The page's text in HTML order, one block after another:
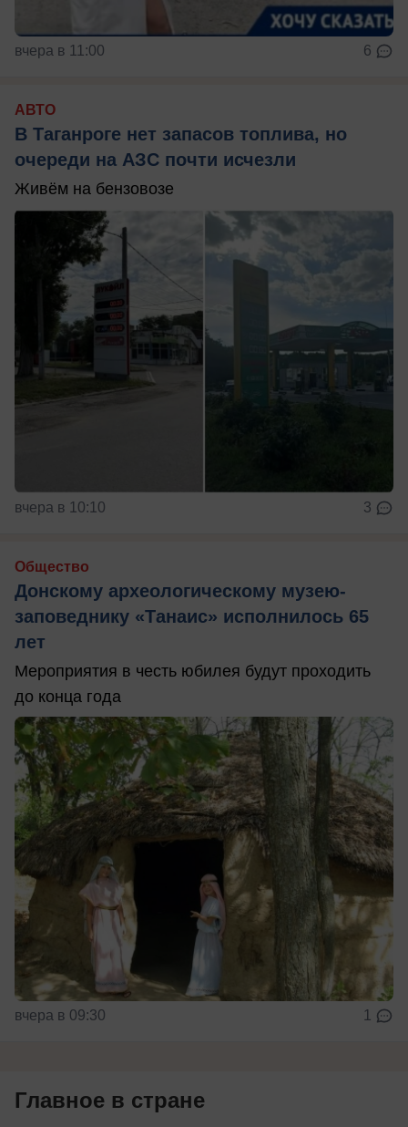
вчера в 11:00 6
АВТО
В Таганроге нет запасов топлива, но
очереди на АЗС почти исчезли
Живём на бензовозе
вчера в 10:10 3
Общество
Донскому археологическому музею-
заповеднику «Танаис» исполнилось 65
лет
Мероприятия в честь юбилея будут проходить
до конца года
вчера в 09:30 1
Главное в стране